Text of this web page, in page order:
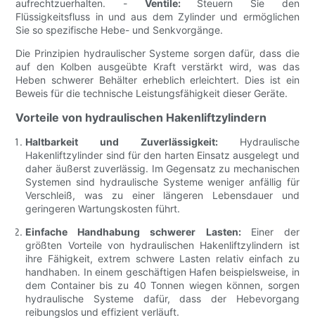
aufrechtzuerhalten. - Ventile: Steuern Sie den
Flüssigkeitsfluss in und aus dem Zylinder und ermöglichen
Sie so spezifische Hebe- und Senkvorgänge.
Die Prinzipien hydraulischer Systeme sorgen dafür, dass die
auf den Kolben ausgeübte Kraft verstärkt wird, was das
Heben schwerer Behälter erheblich erleichtert. Dies ist ein
Beweis für die technische Leistungsfähigkeit dieser Geräte.
Vorteile von hydraulischen Hakenliftzylindern
Haltbarkeit und Zuverlässigkeit: Hydraulische
Hakenliftzylinder sind für den harten Einsatz ausgelegt und
daher äußerst zuverlässig. Im Gegensatz zu mechanischen
Systemen sind hydraulische Systeme weniger anfällig für
Verschleiß, was zu einer längeren Lebensdauer und
geringeren Wartungskosten führt.
Einfache Handhabung schwerer Lasten: Einer der
größten Vorteile von hydraulischen Hakenliftzylindern ist
ihre Fähigkeit, extrem schwere Lasten relativ einfach zu
handhaben. In einem geschäftigen Hafen beispielsweise, in
dem Container bis zu 40 Tonnen wiegen können, sorgen
hydraulische Systeme dafür, dass der Hebevorgang
reibungslos und effizient verläuft.